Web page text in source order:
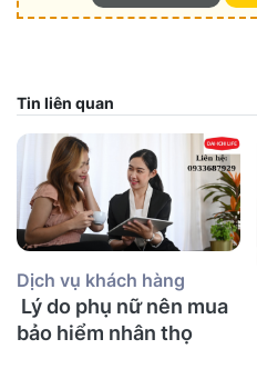
Tin liên quan
Dịch vụ khách hàng
Lý do phụ nữ nên mua
bảo hiểm nhân thọ